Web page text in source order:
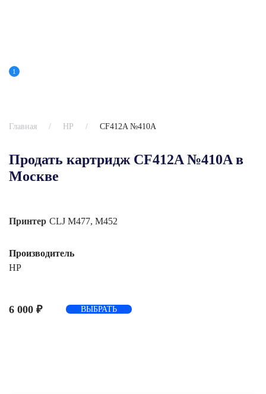
1
Главная HP CF412A №410A
Продать картридж CF412A №410A в
Москве
Принтер CLJ M477, M452
Производитель
HP
6 000 ₽ ВЫБРАТЬ